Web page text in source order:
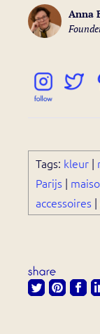
Anna
Tags: kleur |
Parijs |
accessoires |